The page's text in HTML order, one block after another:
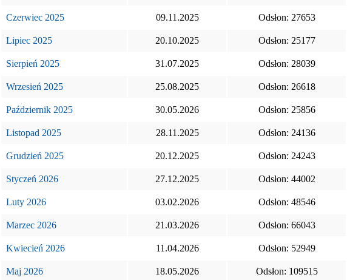
Czerwiec 2025 09.11.2025 Odsłon: 27653
Lipiec 2025 20.10.2025 Odsłon: 25177
Sierpień 2025 31.07.2025 Odsłon: 28039
Wrzesień 2025 25.08.2025 Odsłon: 26618
Październik 2025 30.05.2026 Odsłon: 25856
Listopad 2025 28.11.2025 Odsłon: 24136
Grudzień 2025 20.12.2025 Odsłon: 24243
Styczeń 2026 27.12.2025 Odsłon: 44002
Luty 2026 03.02.2026 Odsłon: 48546
Marzec 2026 21.03.2026 Odsłon: 66043
Kwiecień 2026 11.04.2026 Odsłon: 52949
Maj 2026 18.05.2026 Odsłon: 109515